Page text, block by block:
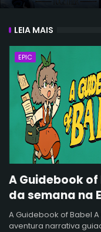
LEIA MAIS
EPIC
A Guidebook
da semana na
A Guidebook of Babel
aventura narrativa